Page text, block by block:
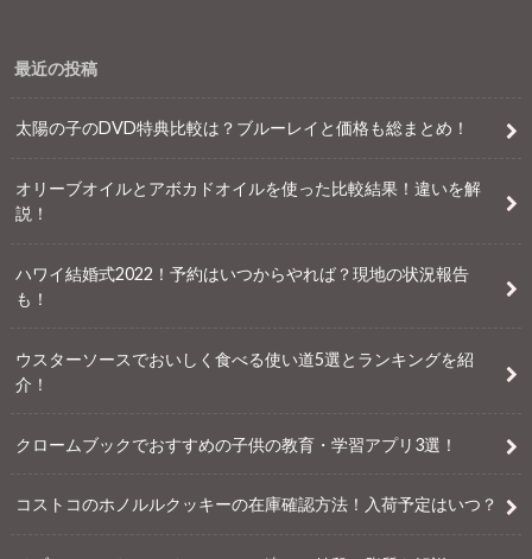
最近の投稿
太陽の子のDVD特典比較は？ブルーレイと価格も総まとめ！
オリーブオイルとアボカドオイルを使った比較結果！違いを解
説！
ハワイ結婚式2022！予約はいつからやれば？現地の状況報告
も！
ウスターソースでおいしく食べる使い道5選とランキングを紹
介！
クロームブックでおすすめの子供の教育・学習アプリ3選！
コストコのホノルルクッキーの在庫確認方法！入荷予定はいつ？